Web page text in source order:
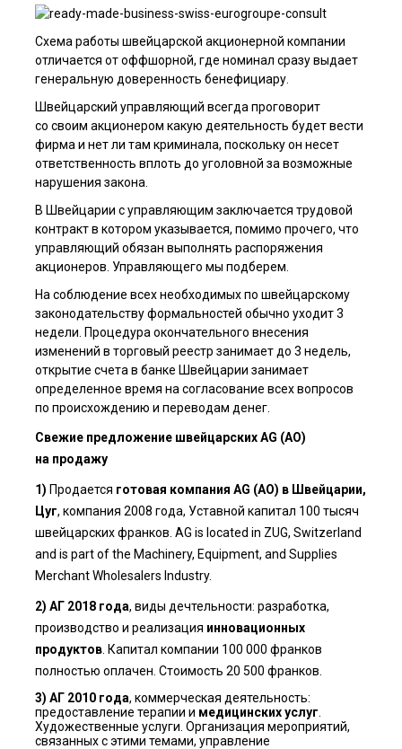
Схема работы швейцарской акционерной компании
отличается от оффшорной, где номинал сразу выдает
генеральную доверенность бенефициару.
Швейцарский управляющий всегда проговорит
со своим акционером какую деятельность будет вести
фирма и нет ли там криминала, поскольку он несет
ответственность вплоть до уголовной за возможные
нарушения закона.
В Швейцарии с управляющим заключается трудовой
контракт в котором указывается, помимо прочего, что
управляющий обязан выполнять распоряжения
акционеров. Управляющего мы подберем.
На соблюдение всех необходимых по швейцарскому
законодательству формальностей обычно уходит 3
недели. Процедура окончательного внесения
изменений в торговый реестр занимает до 3 недель,
открытие счета в банке Швейцарии занимает
определенное время на согласование всех вопросов
по происхождению и переводам денег.
Свежие предложение швейцарских AG (АО)
на продажу
1) Продается готовая компания AG (АО) в Швейцарии,
Цуг, компания 2008 года, Уставной капитал 100 тысяч
швейцарских франков. AG is located in ZUG, Switzerland
and is part of the Machinery, Equipment, and Supplies
Merchant Wholesalers Industry.
2) АГ 2018 года, виды дечтельности: разработка,
производство и реализация инновационных
продуктов . Капитал компании 100 000 франков
полностью оплачен. Стоимость 20 500 франков.
3) АГ 2010 года, коммерческая деятельность:
предоставление терапии и медицинских услуг
Художественные услуги. Организация мероприятий,
связанных с этими темами, управление